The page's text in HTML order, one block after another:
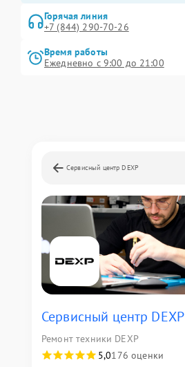
Горячая линия
+7 (844) 290-70-26
Время работы
Ежедневно с 9:00 до 21:00
Сервисный центр DEXP
Сервисный центр DEXP
Ремонт техники DEXP
5,0176 оценки